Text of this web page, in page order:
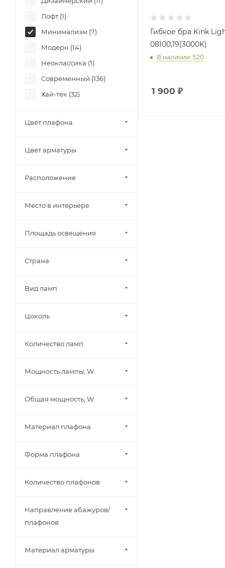
Гибкое бра Kink
08100,19(3000K)
В наличии: 520
1 900 ₽
Ideal lux (
iLedex (0)
ImperiumLoft (
Italline (0)
Kanlux (0)
Kink Light (6
Loft IT (0)
Newport (0)
Odeon Light (0)
Vele Luce (
Эра (0)
Лофт (1)
Минимализм (7)
Модерн (14)
Неоклассика (1)
Современный (136)
Хай-тек (32)
Цвет плафона
Цвет арматуры
Расположение
Место в интерьере
Площадь освещения
Страна
Вид ламп
Цоколь
Количество ламп
Мощность лампы, W
Общая мощность, W
Материал плафона
Форма плафона
Количество плафонов
Направление абажуров/
плафонов
Материал арматуры